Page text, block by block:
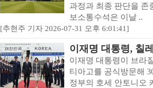
과정과 최종 판단을 존
보소통수석은 이날 ..
[추현주 기자 2026-07-31 오후 6:01:41]
이재명 대통령, 칠
이재명 대통령이 브라
티아고를 공식방문해
정부의 호세 안토니오